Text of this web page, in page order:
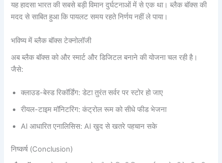
यह हादसा भारत की सबसे बड़ी विमान दुर्घटनाओं में से एक था। ब्लैक बॉक्स की
मदद से साबित हुआ कि पायलट समय रहते निर्णय नहीं ले पाया।
भविष्य में ब्लैक बॉक्स टेक्नोलॉजी
अब ब्लैक बॉक्स को और स्मार्ट और डिजिटल बनाने की योजना चल रही है।
जैसे:
क्लाउड-बेस्ड रिकॉर्डिंग: डेटा तुरंत सर्वर पर स्टोर हो जाए
रीयल-टाइम मॉनिटरिंग: कंट्रोल रूम को सीधे फीड भेजना
AI आधारित एनालिसिस: AI खुद से खतरे पहचान सके
निष्कर्ष (Conclusion)